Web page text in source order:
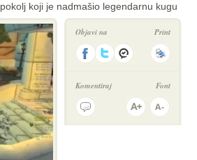
koji je nadmašio legendarnu kugu
Objavi na Print
Komentiraj Font
prethodno